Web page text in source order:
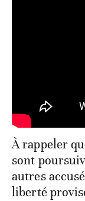
À rappeler
sont
autres
liberté